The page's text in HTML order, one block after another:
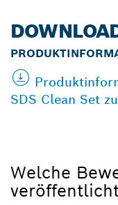
SDS Clean Set
Welche